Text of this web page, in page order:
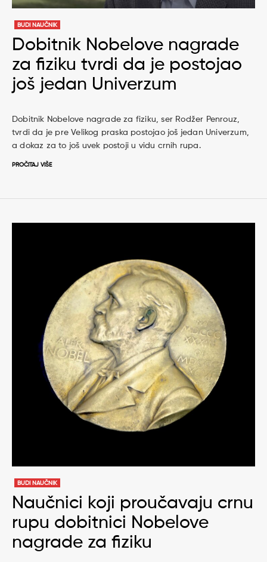
BUDI NAUČNIK
Dobitnik Nobelove nagrade
za fiziku tvrdi da je postojao
još jedan Univerzum
Dobitnik Nobelove nagrade za fiziku, ser Rodžer Penrouz,
tvrdi da je pre Velikog praska postojao još jedan Univerzum,
a dokaz za to još uvek postoji u vidu crnih rupa.
PROČITAJ VIŠE
BUDI NAUČNIK
Naučnici koji proučavaju crnu
rupu dobitnici Nobelove
nagrade za fiziku